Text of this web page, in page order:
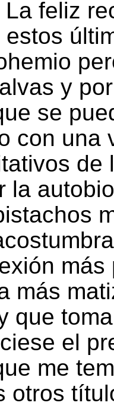
feliz
y
se
con una
la
más
que
el
me
otros